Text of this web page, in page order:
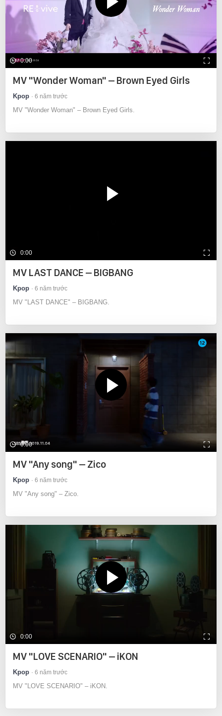
0:00
MV "Wonder Woman" – Brown Eyed Girls
Kpop 6 năm trước
MV "Wonder Woman" – Brown Eyed Girls.
0:00
MV LAST DANCE – BIGBANG
Kpop 6 năm trước
MV "LAST DANCE" – BIGBANG.
0:00
MV "Any song" – Zico
Kpop 6 năm trước
MV "Any song" – Zico.
0:00
MV "LOVE SCENARIO" – iKON
Kpop 6 năm trước
MV "LOVE SCENARIO" – iKON.